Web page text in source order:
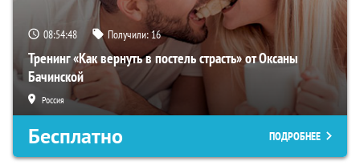
08:54:47 Получили:16
Тренинг «Как вернуть в постель страсть» от Оксаны
Бачинской
Россия
Бесплатно ПОДРОБНЕЕ